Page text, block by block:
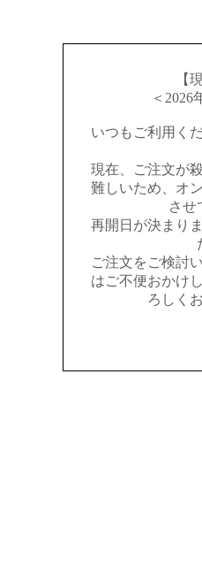
【
＜2026
いつもご利用く
現在、ご注文が
難しいため、オ
させ
再開日が決まり
ご注文をご検討
はご不便おかけ
ろしく